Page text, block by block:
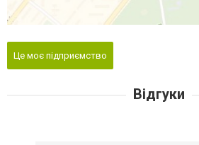
Це моє підприємство
Відгуки